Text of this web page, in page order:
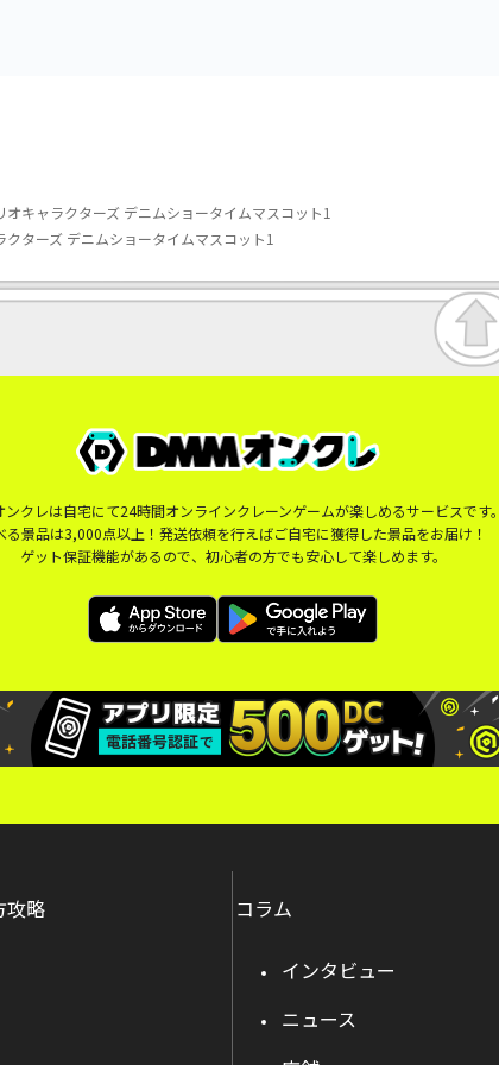
オキャラクターズ デニムショータイムマスコット1
クターズ デニムショータイムマスコット1
ンクレは自宅にて24時間オンラインクレーンゲームが楽しめるサービスです
る景品は3,000点以上！発送依頼を行えばご自宅に獲得した景品をお届け！
ゲット保証機能があるので、初心者の方でも安心して楽しめます。
攻略 コラム
インタビュー
ニュース